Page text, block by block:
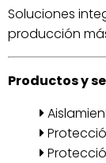
Soluciones
producción
Productos y